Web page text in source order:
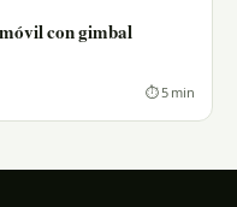
con gimbal
⏱ 5 min